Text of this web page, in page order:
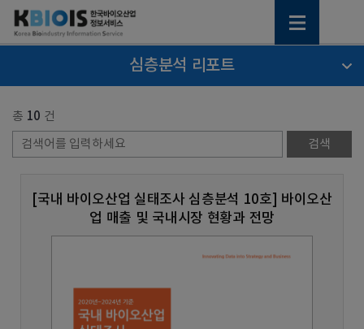
심층분석 리포트
총 10 건
[국내 바이오산업 실태조사 심층분석 10호] 바이오산
업 매출 및 국내시장 현황과 전망